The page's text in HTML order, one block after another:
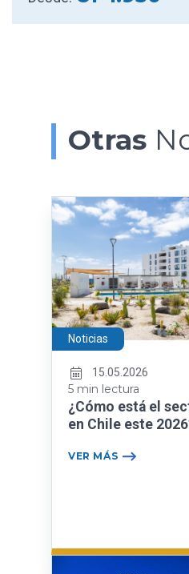
Otras
Noticias
15.05.2026
5 min lectura
¿Cómo está el
en Chile este
VER MÁS